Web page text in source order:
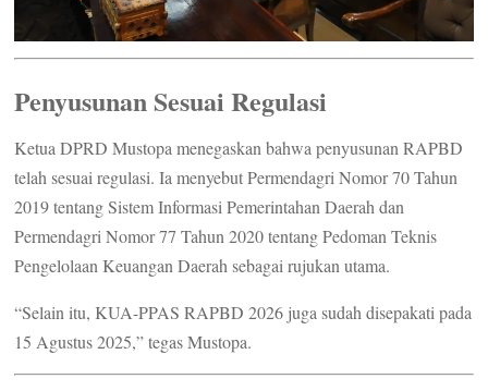
Penyusunan Sesuai Regulasi
Ketua DPRD Mustopa menegaskan bahwa penyusunan RAPBD
telah sesuai regulasi. Ia menyebut Permendagri Nomor 70 Tahun
2019 tentang Sistem Informasi Pemerintahan Daerah dan
Permendagri Nomor 77 Tahun 2020 tentang Pedoman Teknis
Pengelolaan Keuangan Daerah sebagai rujukan utama.
“Selain itu, KUA-PPAS RAPBD 2026 juga sudah disepakati pada
15 Agustus 2025,” tegas Mustopa.